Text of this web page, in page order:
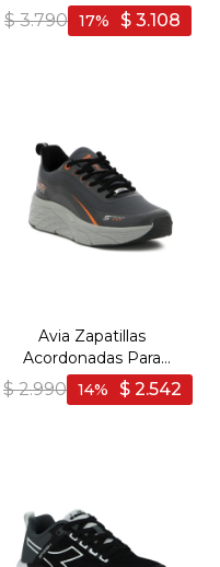
YELLOW/NAVY - Amarillo-
Marino
$ 3.790 $ 3.108
17
Avia Zapatillas
Acordonadas Para
Hombre INFINITE DK
GREY/ ORANGE/ BLACK -
$ 2.990 $ 2.542
14